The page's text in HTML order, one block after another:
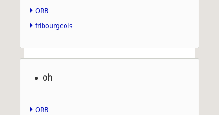
ORB
fribourgeois
oh
ORB